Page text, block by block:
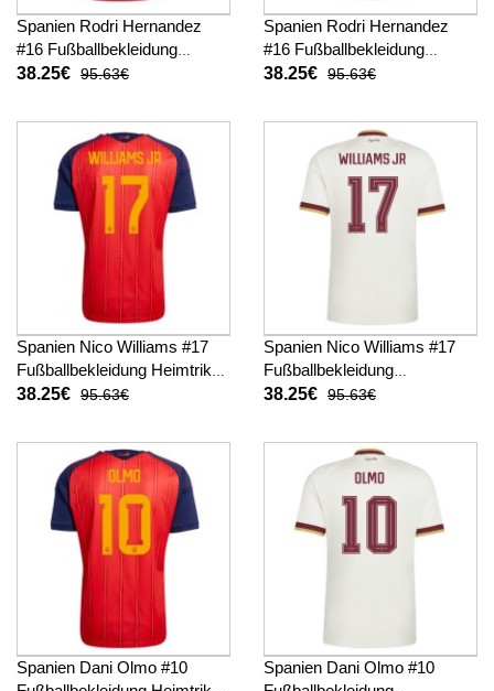
Spanien Rodri Hernandez
#16 Fußballbekleidung
Heimtrikot WM 2026
38.25€ 95.63€
Spanien Rodri Hernandez
#16 Fußballbekleidung
Auswärtstrikot WM 2026
38.25€ 95.63€
Spanien Nico Williams #17
Fußballbekleidung Heimtrikot
WM 2026 Kurzarm
38.25€ 95.63€
Spanien Nico Williams #17
Fußballbekleidung
Auswärtstrikot WM 2026
38.25€ 95.63€
Spanien Dani Olmo #10
Spanien Dani Olmo #10